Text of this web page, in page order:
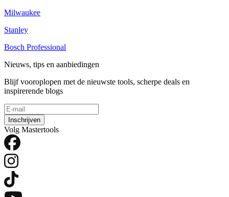
Milwaukee
Stanley
Bosch Professional
Nieuws, tips en aanbiedingen
Blijf vooroplopen met de nieuwste tools, scherpe deals en
inspirerende blogs
Inschrijven
Volg Mastertools